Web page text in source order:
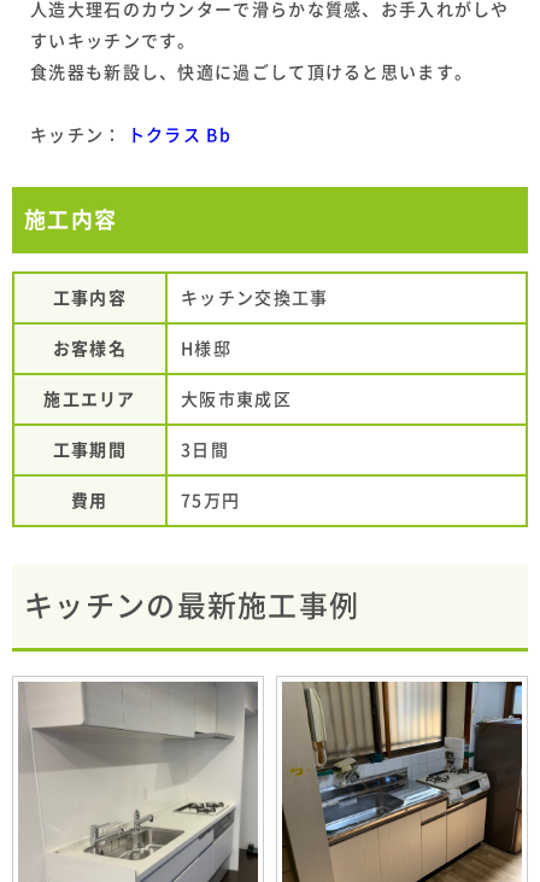
人造大理石のカウンターで滑らかな質感、お手入れがしや
すいキッチンです。
食洗器も新設し、快適に過ごして頂けると思います。
キッチン： トクラス Bb
施工内容
工事内容 キッチン交換工事
お客様名 H様邸
施工エリア 大阪市東成区
工事期間 3日間
費用 75万円
キッチンの最新施工事例